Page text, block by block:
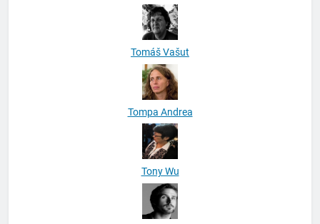
Tomáš Vašut
Tompa Andrea
Tony Wu